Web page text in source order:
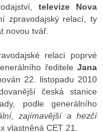
televize Nova
zpravodajský relací, ty
novou tvář.
relaci poprvé
ředitele Jana
22. listopadu 2010
česká stanice
podle generálního
zajímavější a hezčí
vlastněná CET 21.